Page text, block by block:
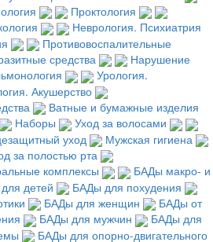
Проктология
Неврология. Психиатрия
Противовоспалительные
средства
Нарушение
Урология.
Акушерство
Ватные и бумажные изделия
Наборы
Уход за волосами
уход
Мужская гигиена
за полостью рта
комплексы
БАДы макро- и
детей
БАДы для похудения
БАДы для женщин
БАДы от
БАДы для мужчин
БАДы для
БАДы для опорно-двигательного